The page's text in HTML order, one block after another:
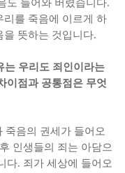
도 들어와 버렸습니다.
리를 죽음에 이르게 하
을 뜻하는 것입니다.
는 우리도 죄인이라는
이점과 공통점은 무엇
죽음의 권세가 들어오
인생들의 죄는 아담으
다. 죄가 세상에 들어오